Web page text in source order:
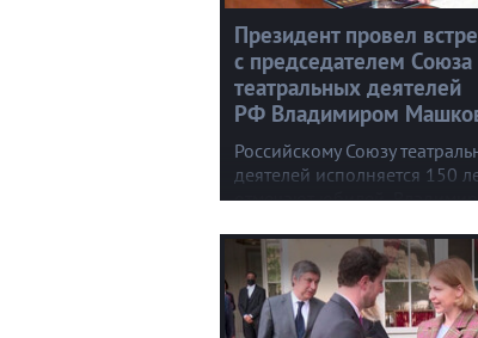
Президент провел
с председателем Союза
театральных деятелей
РФ Владимиром
Российскому Союзу
деятелей исполняется 150
отмечают юбилей,
народный артист